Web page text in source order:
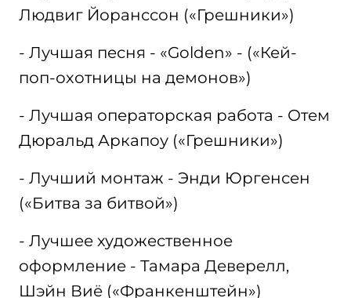
Людвиг Йоранссон («Грешники»)
- Лучшая песня - «Golden» - («Кей-
поп-охотницы на демонов»)
- Лучшая операторская работа - Отем
Дюральд Аркапоу («Грешники»)
- Лучший монтаж - Энди Юргенсен
(«Битва за битвой»)
- Лучшее художественное
оформление - Тамара Деверелл,
Шэйн Виё («Франкенштейн»)